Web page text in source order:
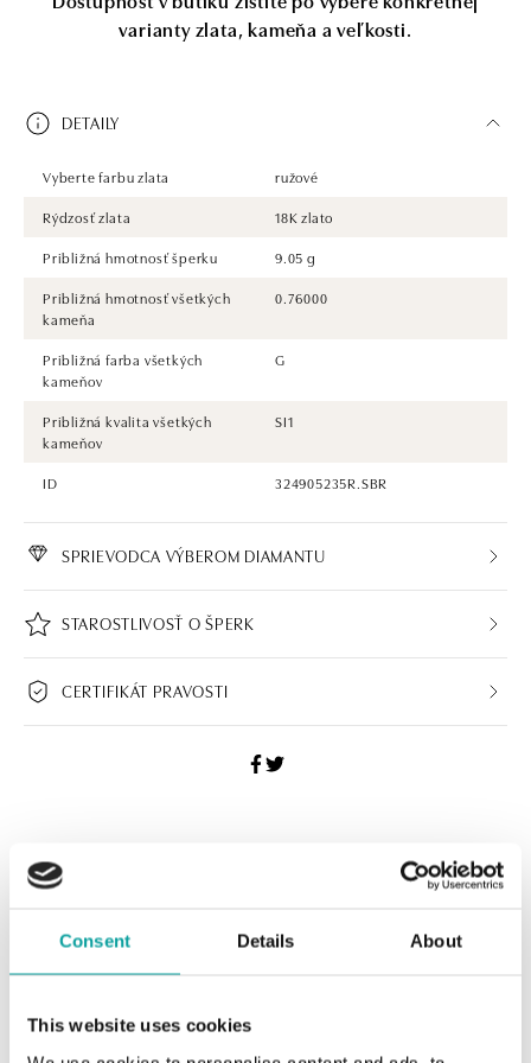
Consent Details About
This website uses cookies
varianty zlata, kameňa a veľkosti.
DETAILY
Vyberte farbu zlata
ružové
Rýdzosť zlata
18K zlato
Približná hmotnosť šperku
9.05 g
Približná hmotnosť všetkých
kameňa
0.76000
Približná farba všetkých
kameňov
G
Približná kvalita všetkých
kameňov
SI1
ID 324905235R.SBR
SPRIEVODCA VÝBEROM DIAMANTU
STAROSTLIVOSŤ O ŠPERK
CERTIFIKÁT PRAVOSTI
ALO BUTIKY